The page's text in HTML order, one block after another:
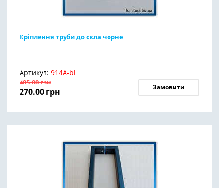
Кріплення труби до скла чорне
Артикул: 914A-bl
405.00грн
270.00 грн Замовити